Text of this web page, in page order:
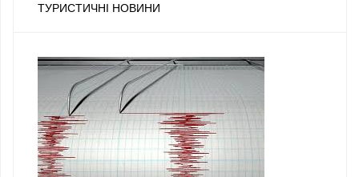
ТУРИСТИЧНІ НОВИНИ